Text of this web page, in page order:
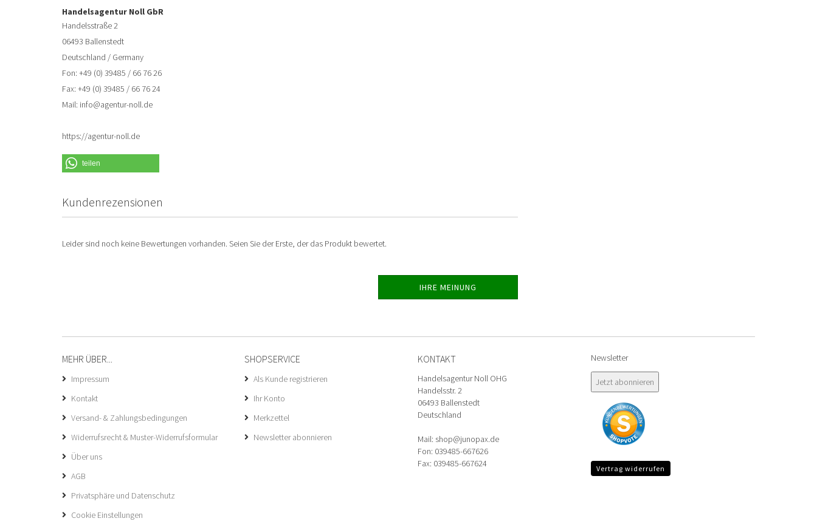
Handelsagentur Noll GbR
Handelsstraße 2
06493 Ballenstedt
Deutschland / Germany
Fon: +49 (0) 39485 / 66 76 26
Fax: +49 (0) 39485 / 66 76 24
Mail: info@agentur-noll.de
https://agentur-noll.de
teilen
Kundenrezensionen
Leider sind noch keine Bewertungen vorhanden. Seien Sie der Erste, der das Produkt bewertet.
IHRE MEINUNG
MEHR ÜBER...
Impressum
Kontakt
Versand- & Zahlungsbedingungen
Widerrufsrecht & Muster-Widerrufsformular
Über uns
AGB
Privatsphäre und Datenschutz
Cookie Einstellungen
SHOPSERVICE
Als Kunde registrieren
Ihr Konto
Merkzettel
Newsletter abonnieren
KONTAKT
Handelsagentur Noll OHG
Handelsstr. 2
06493 Ballenstedt
Deutschland
Mail: shop@junopax.de
Fon: 039485-667626
Fax: 039485-667624
Newsletter
Vertrag widerrufen